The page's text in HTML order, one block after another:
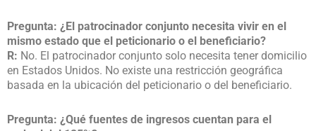
Pregunta: ¿El patrocinador conjunto necesita vivir en el
mismo estado que el peticionario o el beneficiario?
R: No. El patrocinador conjunto solo necesita tener domicilio
en Estados Unidos. No existe una restricción geográfica
basada en la ubicación del peticionario o del beneficiario.
Pregunta: ¿Qué fuentes de ingresos cuentan para el